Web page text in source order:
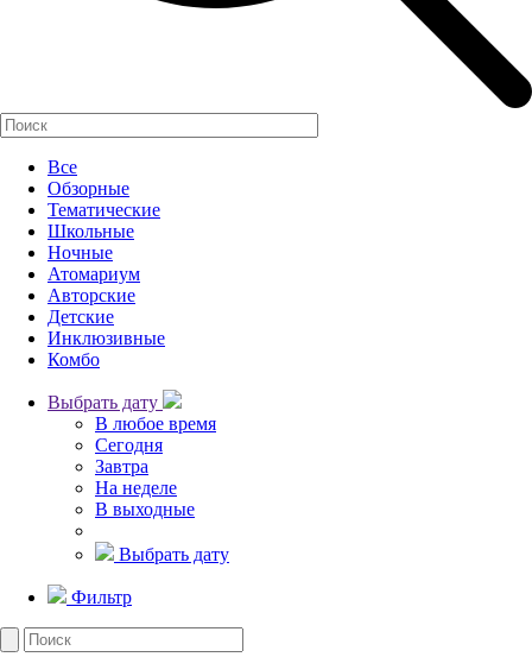
Все
Обзорные
Тематические
Школьные
Ночные
Атомариум
Авторские
Детские
Инклюзивные
Комбо
Выбрать дату
В любое время
Сегодня
Завтра
На неделе
В выходные
Выбрать дату
Фильтр